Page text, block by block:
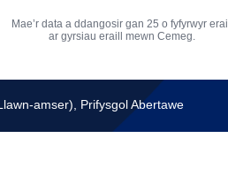
Mae’r data a ddangosir gan 25 o fyfyrwyr eraill
ar gyrsiau eraill mewn Cemeg.
amser), Prifysgol Abertawe